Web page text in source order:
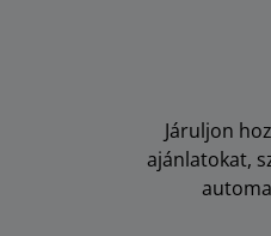
Járuljon
ajánlatokat,